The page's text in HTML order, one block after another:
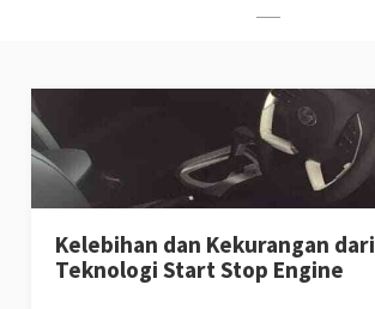
Kelebihan dan Kekurangan dari
Teknologi Start Stop Engine